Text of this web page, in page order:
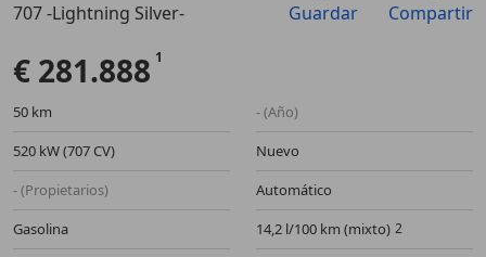
Anterior
707 -Lightning Silver-
Guardar Compartir
€ 281.888
50 km
- (Año)
520 kW (707 CV)
Nuevo
- (Propietarios)
Automático
Gasolina
14,2 l/100 km (mixto)